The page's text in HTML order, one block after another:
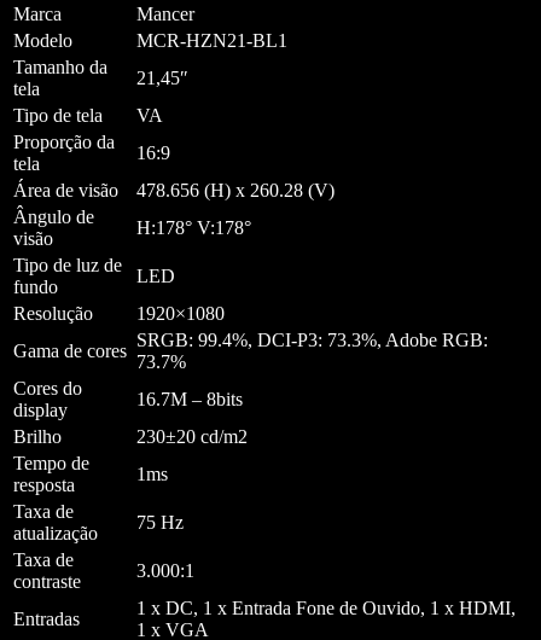
Marca
Mancer
Modelo
MCR-HZN21-BL1
Tamanho da
tela
21,45″
Tipo de tela
VA
Proporção da
tela
16:9
Área de visão
478.656 (H) x 260.28 (V)
Ângulo de
visão
H:178° V:178°
Tipo de luz de
fundo
LED
Resolução
1920×1080
Gama de cores
SRGB: 99.4%, DCI-P3: 73.3%, Adobe RGB:
73.7%
Cores do
display
16.7M – 8bits
Brilho
230±20 cd/m2
Tempo de
resposta
1ms
Taxa de
atualização
75 Hz
Taxa de
contraste
3.000:1
Entradas
1 x DC, 1 x Entrada Fone de Ouvido, 1 x HDMI,
1 x VGA